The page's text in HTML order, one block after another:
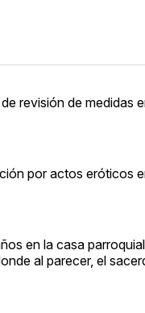
revisión de medidas
por actos eróticos
en la casa
al parecer, el